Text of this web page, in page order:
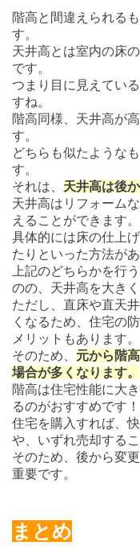
階高と間違えられる
す。
天井高とは室内の床
です。
つまり目に見えてい
すね。
階高同様、天井高が
す。
どちらも似たような
す。
それは、 天井高は後
天井高はリフォーム
えることができます。
具体的には床の仕上
たりといった方法があ
上記のどちらかを行
のの、天井高を大き
ただし、直床や直天
くなるため、住宅の
メリットもあります。
そのため、 元から階
場合が多くなります。
階高は住宅性能に大
るのがおすすめです！
住宅を購入すれば、
や、いずれ売却する
そのため、後から変
重要です。
まとめ